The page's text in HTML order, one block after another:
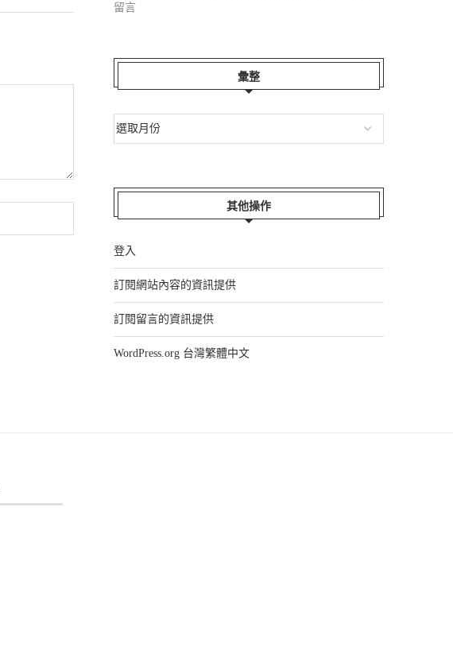
留言
彙整
其他操作
登入
訂閱網站內容的資訊提供
訂閱留言的資訊提供
WordPress.org 台灣繁體中文